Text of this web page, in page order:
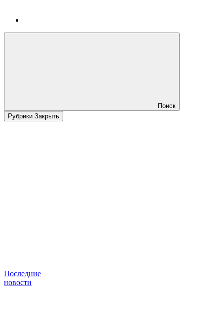
Поиск
Рубрики Закрыть
Последние
новости